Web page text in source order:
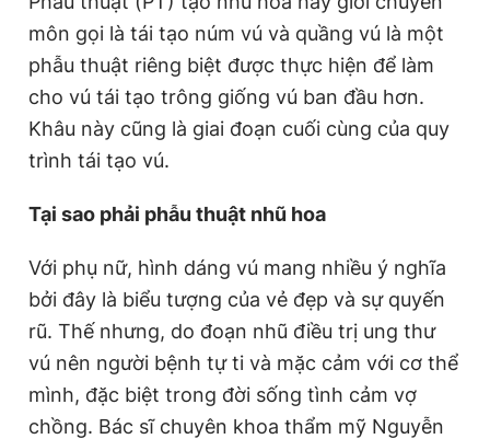
Thông tin tòa soạn Liên hệ quảng cáo
Đọc Thanh Niên trên điện thoại
Theo dõi báo trên
Hotline
0906 645 777
Liên hệ quảng cáo
0908 780 404
môn gọi là tái tạo núm vú và quầng vú là một
phẫu thuật riêng biệt được thực hiện để làm
cho vú tái tạo trông giống vú ban đầu hơn.
Khâu này cũng là giai đoạn cuối cùng của quy
trình tái tạo vú.
Tại sao phải phẫu thuật nhũ hoa
Với phụ nữ, hình dáng vú mang nhiều ý nghĩa
bởi đây là biểu tượng của vẻ đẹp và sự quyến
rũ. Thế nhưng, do đoạn nhũ điều trị ung thư
vú nên người bệnh tự ti và mặc cảm với cơ thể
mình, đặc biệt trong đời sống tình cảm vợ
chồng. Bác sĩ chuyên khoa thẩm mỹ Nguyễn